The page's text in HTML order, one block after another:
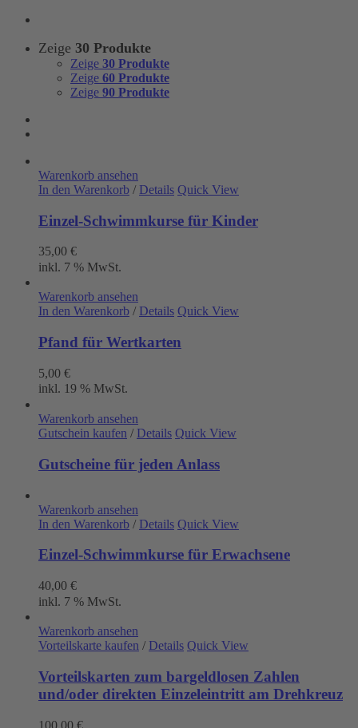
Zeige 30 Produkte
Zeige 30 Produkte
Zeige 60 Produkte
Zeige 90 Produkte
Warenkorb ansehen
In den Warenkorb / Details Quick View
Einzel-Schwimmkurse für Kinder
35,00 €
inkl. 7 % MwSt.
Warenkorb ansehen
In den Warenkorb / Details Quick View
Pfand für Wertkarten
5,00 €
inkl. 19 % MwSt.
Warenkorb ansehen
Gutschein kaufen / Details Quick View
Gutscheine für jeden Anlass
Warenkorb ansehen
In den Warenkorb / Details Quick View
Einzel-Schwimmkurse für Erwachsene
40,00 €
inkl. 7 % MwSt.
Warenkorb ansehen
Vorteilskarte kaufen / Details Quick View
Vorteilskarten zum bargeldlosen Zahlen
und/oder direkten Einzeleintritt am Drehkreuz
100,00 €